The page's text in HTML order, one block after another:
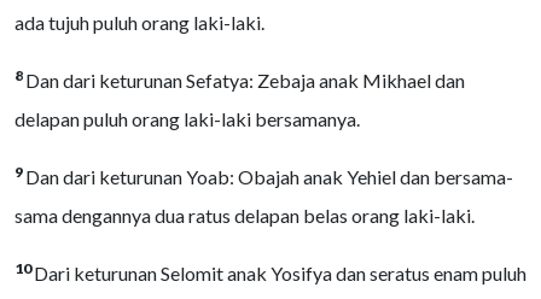
ada tujuh puluh orang laki-laki.
8 Dan dari keturunan Sefatya: Zebaja anak Mikhael dan
delapan puluh orang laki-laki bersamanya.
9 Dan dari keturunan Yoab: Obajah anak Yehiel dan bersama-
sama dengannya dua ratus delapan belas orang laki-laki.
10Dari keturunan Selomit anak Yosifya dan seratus enam puluh